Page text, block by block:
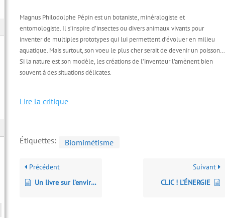
Magnus Philodolphe Pépin est un botaniste, minéralogiste et
entomologiste. Il s’inspire d’insectes ou divers animaux vivants pour
inventer de multiples prototypes qui lui permettent d’évoluer en milieu
aquatique. Mais surtout, son voeu le plus cher serait de devenir un poisson…
Si la nature est son modèle, les créations de l’inventeur l’amènent bien
souvent à des situations délicates.
Lire la critique
Étiquettes: Biomimétisme
Précédent
Un livre sur l’environnement pas comme les autres
Suivant
CLIC ! L’ÉNERGIE